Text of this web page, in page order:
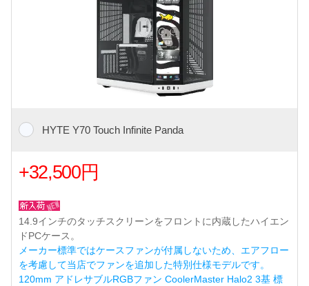
HYTE Y70 Touch Infinite Panda
+32,500円
14.9インチのタッチスクリーンをフロントに内蔵したハイエン
ドPCケース。
メーカー標準ではケースファンが付属しないため、エアフロー
を考慮して当店でファンを追加した特別仕様モデルです。
120mm アドレサブルRGBファン CoolerMaster Halo2 3基 標